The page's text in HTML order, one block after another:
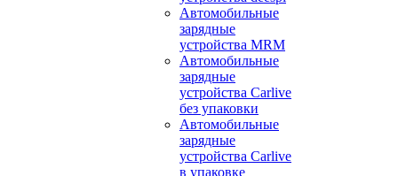
Автомобильные
зарядные
устройства MRM
Автомобильные
зарядные
устройства Carlive
без упаковки
Автомобильные
зарядные
устройства Carlive
в упаковке